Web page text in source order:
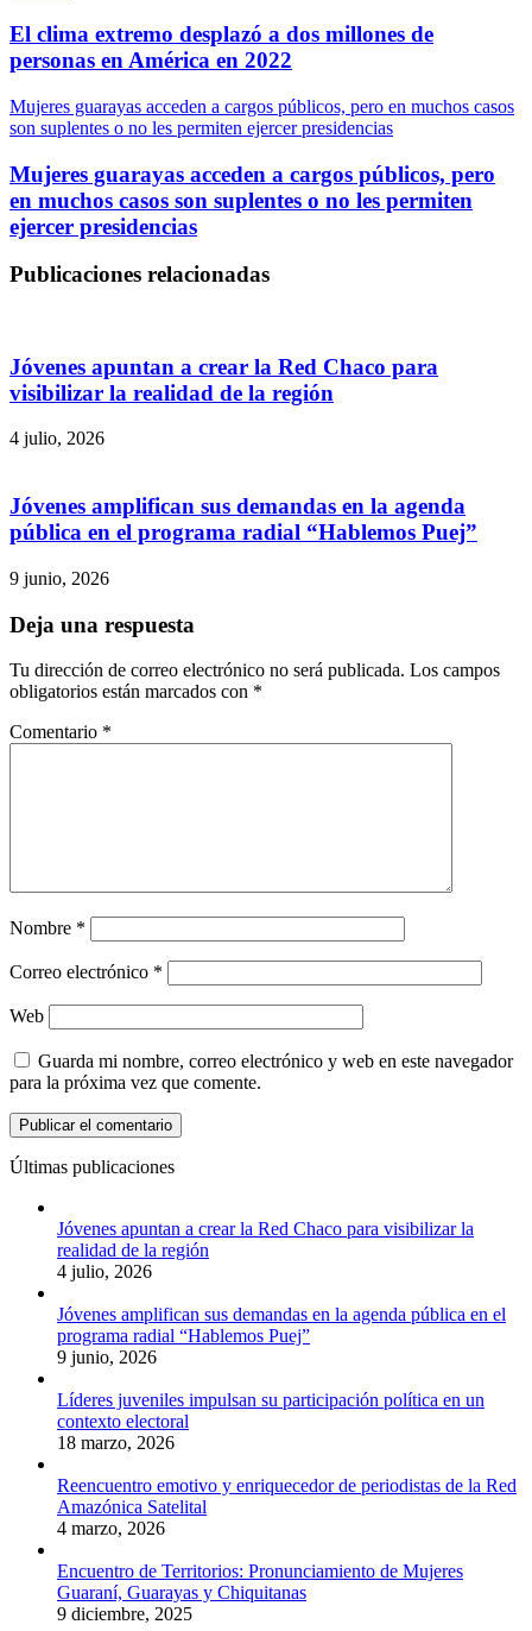
El clima extremo desplazó a dos millones de
personas en América en 2022
Mujeres guarayas acceden a cargos públicos, pero en muchos casos
son suplentes o no les permiten ejercer presidencias
Mujeres guarayas acceden a cargos públicos, pero
en muchos casos son suplentes o no les permiten
ejercer presidencias
Publicaciones relacionadas
Jóvenes apuntan a crear la Red Chaco para
visibilizar la realidad de la región
4 julio, 2026
Jóvenes amplifican sus demandas en la agenda
pública en el programa radial “Hablemos Puej”
9 junio, 2026
Deja una respuesta
Tu dirección de correo electrónico no será publicada. Los campos
obligatorios están marcados con *
Comentario *
Nombre *
Correo electrónico *
Web
Guarda mi nombre, correo electrónico y web en este navegador
para la próxima vez que comente.
Últimas publicaciones
Jóvenes apuntan a crear la Red Chaco para visibilizar la
realidad de la región
4 julio, 2026
Jóvenes amplifican sus demandas en la agenda pública en el
programa radial “Hablemos Puej”
9 junio, 2026
Líderes juveniles impulsan su participación política en un
contexto electoral
18 marzo, 2026
Reencuentro emotivo y enriquecedor de periodistas de la Red
Amazónica Satelital
4 marzo, 2026
Encuentro de Territorios: Pronunciamiento de Mujeres
Guaraní, Guarayas y Chiquitanas
9 diciembre, 2025